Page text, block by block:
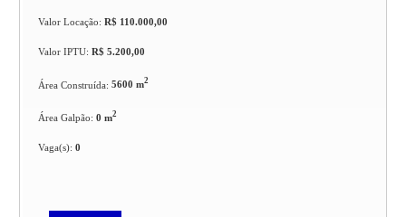
Valor Locação:R$ 110.000,00
Valor IPTU:R$ 5.200,00
Área Construída:5600 m2
Área Galpão:0 m2
Vaga(s):0